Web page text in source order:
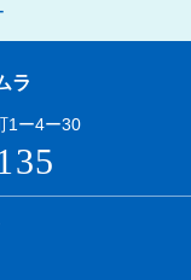
ラ
1ー4ー30